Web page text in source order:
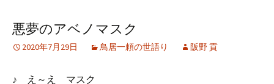
悪夢のアベノマスク
2020年7月29日 鳥居一頼の世語り 阪野 貢
♪ え～え マスク